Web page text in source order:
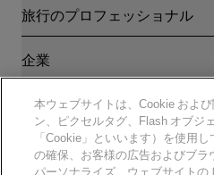
Radisson Rewards
ブログ
目的地
ラディソンホテルアプリ
スポーツ認定ホテル
ファミリーフレンドリーホテル
健康と安全
旅行のプロフェッショナル
パートナー
旅行代理店
企業
Radisson Hotel Group
メディア
キャリアRHG
採用情報PPHE
法務
プライバシー通知
法的通知
ヘルプ
本ウェブサイトは、Cookie およ
ン、ピクセルタグ、Flash オブジ
「Cookie」といいます）を使用
の確保、お客様の広告およびブ
パーソナライズ、ウェブサイト